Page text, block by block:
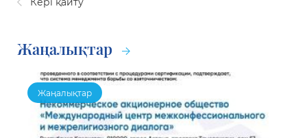
Жаңалықтар
Жаңалықтар